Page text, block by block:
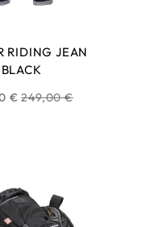
RIDING JEAN
BLACK
€ Prix
249,00 €